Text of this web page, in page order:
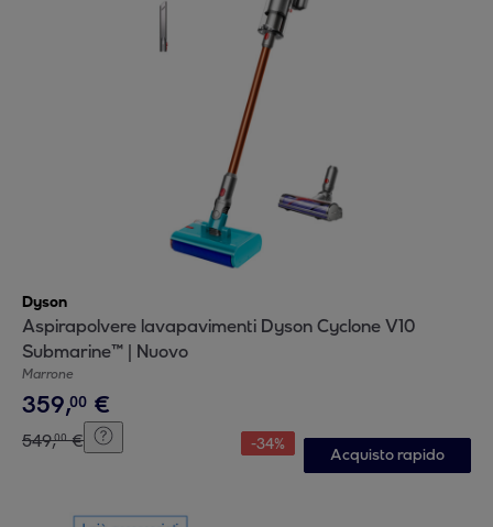
Dyson
Aspirapolvere lavapavimenti Dyson Cyclone V10
Submarine™ | Nuovo
Marrone
359,00 €
549,00 € -34%
Acquisto rapido